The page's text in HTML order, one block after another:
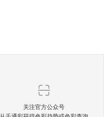
关注官方公众号